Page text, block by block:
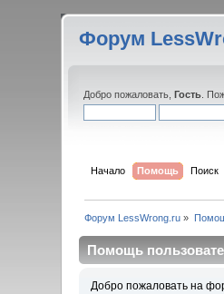
Форум
Добро пожаловать,Гость .
Начало Помощь Поиск
Форум LessWrong.ru »
Помощь
Добро пожаловать на